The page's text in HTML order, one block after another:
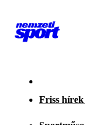
Friss